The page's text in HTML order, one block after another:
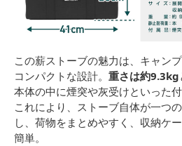
この薪ストーブの魅力は、キャン
コンパクトな設計。 重さは約9.3kg
本体の中に煙突や灰受けといった
これにより、ストーブ自体が一つ
し、荷物をまとめやすく、収納ケ
簡単。